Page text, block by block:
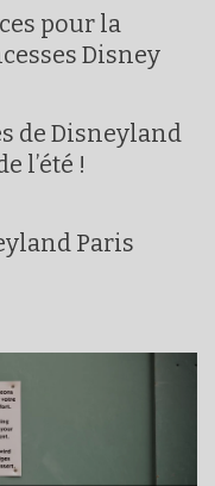
pour la
Disney
de Disneyland
l’été !
Paris